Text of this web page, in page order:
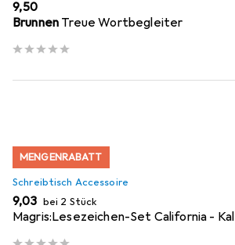
EUR
9,50
Brunnen Treue Wortbegleiter
MENGENRABATT
Schreibtisch Accessoire
EUR
9,03 bei 2 Stück
Magris:Lesezeichen-Set California - Kal